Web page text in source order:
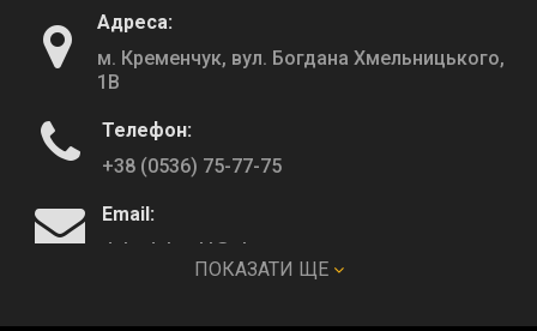
Адреса:
м. Кременчук, вул. Богдана Хмельницького,
1В
Телефон:
+38 (0536) 75-77-75
Email:
deltadeltaskl@ukr.net
КОНТАКТИ ПОЛТАВА
ПОКАЗАТИ ЩЕ